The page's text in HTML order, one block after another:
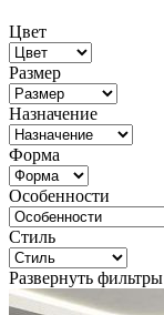
Цвет
Размер
Назначение
Форма
Особенности
Стиль
Развернуть фильтры